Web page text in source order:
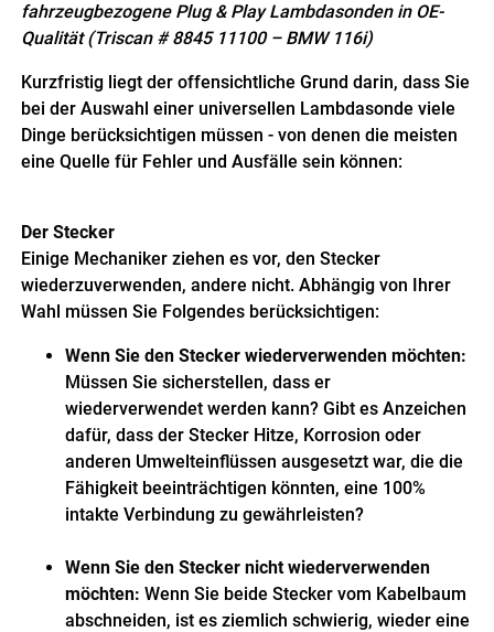
fahrzeugbezogene Plug & Play Lambdasonden in OE-
Qualität (Triscan # 8845 11100 – BMW 116i)
Kurzfristig liegt der offensichtliche Grund darin, dass Sie
bei der Auswahl einer universellen Lambdasonde viele
Dinge berücksichtigen müssen - von denen die meisten
eine Quelle für Fehler und Ausfälle sein können:
Der Stecker
Einige Mechaniker ziehen es vor, den Stecker
wiederzuverwenden, andere nicht. Abhängig von Ihrer
Wahl müssen Sie Folgendes berücksichtigen:
Wenn Sie den Stecker wiederverwenden möchten:
Müssen Sie sicherstellen, dass er
wiederverwendet werden kann? Gibt es Anzeichen
dafür, dass der Stecker Hitze, Korrosion oder
anderen Umwelteinflüssen ausgesetzt war, die die
Fähigkeit beeinträchtigen könnten, eine 100%
intakte Verbindung zu gewährleisten?
Wenn Sie den Stecker nicht wiederverwenden
möchten: Wenn Sie beide Stecker vom Kabelbaum
abschneiden, ist es ziemlich schwierig, wieder eine